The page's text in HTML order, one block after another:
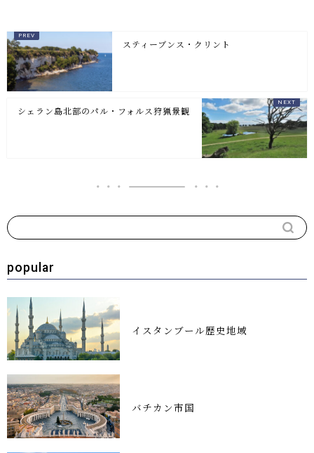
スティーブンス・クリント
シェラン島北部のパル・フォルス狩猟景観
popular
イスタンブール歴史地域
バチカン市国